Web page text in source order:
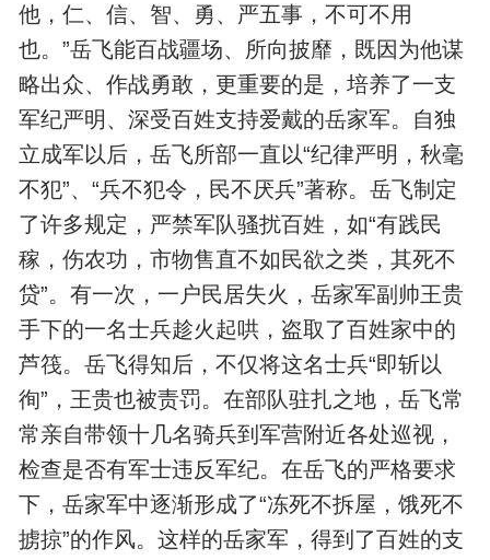
他，仁、信、智、勇、严五事，不可不用
也。”岳飞能百战疆场、所向披靡，既因为他谋
略出众、作战勇敢，更重要的是，培养了一支
军纪严明、深受百姓支持爱戴的岳家军。自独
立成军以后，岳飞所部一直以“纪律严明，秋毫
不犯”、“兵不犯令，民不厌兵”著称。岳飞制定
了许多规定，严禁军队骚扰百姓，如“有践民
稼，伤农功，市物售直不如民欲之类，其死不
贷”。有一次，一户民居失火，岳家军副帅王贵
手下的一名士兵趁火起哄，盗取了百姓家中的
芦筏。岳飞得知后，不仅将这名士兵“即斩以
徇”，王贵也被责罚。在部队驻扎之地，岳飞常
常亲自带领十几名骑兵到军营附近各处巡视，
检查是否有军士违反军纪。在岳飞的严格要求
下，岳家军中逐渐形成了“冻死不拆屋，饿死不
掳掠”的作风。这样的岳家军，得到了百姓的支